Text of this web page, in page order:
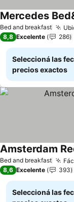
Bed and breakfast
Mercedes
8,8 Excelente 286
Seleccioná las
precios exactos
Bed and breakfast
Amsterdam
8,6 Excelente 393
Seleccioná las